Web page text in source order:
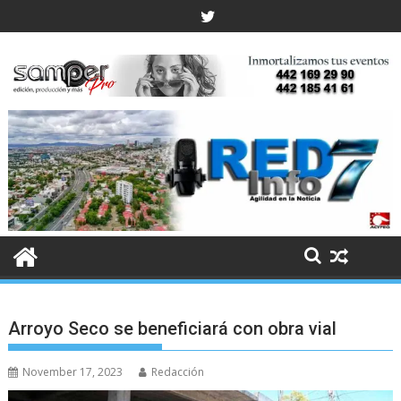
to
Arroyo Seco se beneficiará con obra vial
November 17, 2023 Redacción